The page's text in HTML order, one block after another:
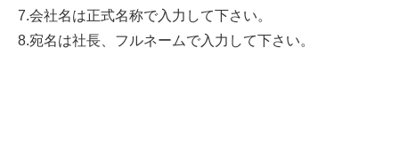
7.会社名は正式名称で入力して下さい。
8.宛名は社長、フルネームで入力して下さい。